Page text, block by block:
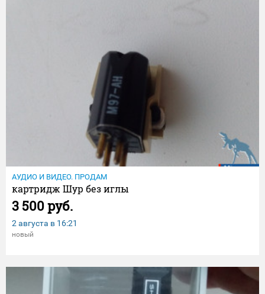
АУДИО И ВИДЕО. ПРОДАМ
картридж Шур без иглы
3 500 руб.
2 августа в 16:21
новый